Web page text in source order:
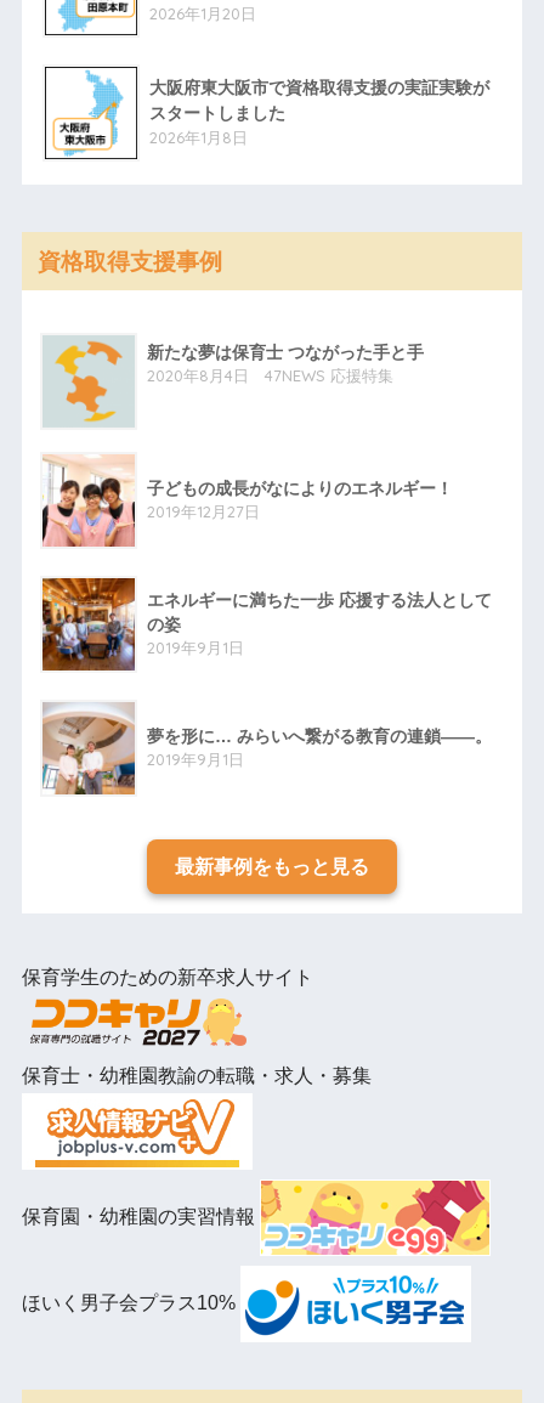
2026年1月20日
大阪府東大阪市で資格取得支援の実証実験が
スタートしました
2026年1月8日
資格取得支援事例
新たな夢は保育士 つながった手と手
2020年8月4日 47NEWS 応援特集
子どもの成長がなによりのエネルギー！
2019年12月27日
エネルギーに満ちた一歩 応援する法人として
の姿
2019年9月1日
夢を形に… みらいへ繋がる教育の連鎖――。
2019年9月1日
最新事例をもっと見る
保育学生のための新卒求人サイト
保育士・幼稚園教諭の転職・求人・募集
保育園・幼稚園の実習情報
ほいく男子会プラス10%